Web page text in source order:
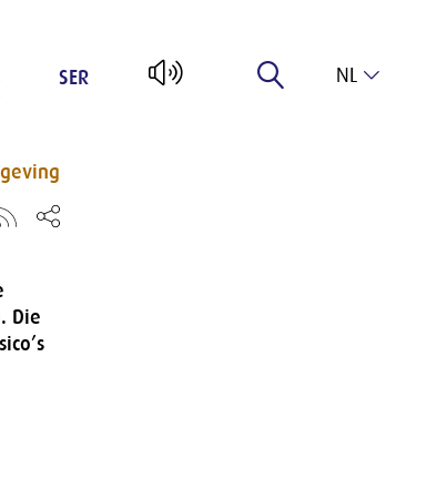
SER NL
Die